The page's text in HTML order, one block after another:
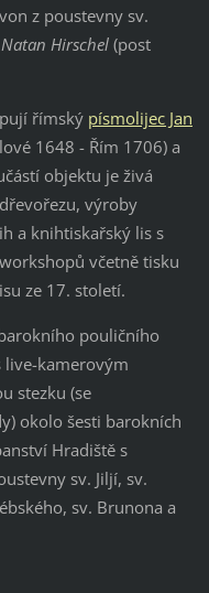
z poustevny sv.
Natan Hirschel(post
římský písmolijec Jan
1648 - Řím 1706) a
objektu je živá
výroby
a knihtiskařský lis s
včetně tisku
ze 17. století.
pouličního
kamerovým
stezku (se
okolo šesti barokních
Hradiště s
sv. Jiljí, sv.
sv. Brunona a